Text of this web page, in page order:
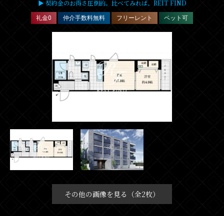
▶ 契約金のお得さ圧倒的。比べてみれば、REIT FIND
礼金0 仲介手数料無料 フリーレント ペット可
その他の画像を見る（全2枚）